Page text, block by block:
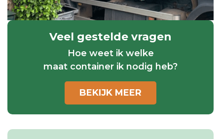
Veel gestelde vragen
Hoe weet ik welke
maat container ik nodig heb?
BEKIJK MEER